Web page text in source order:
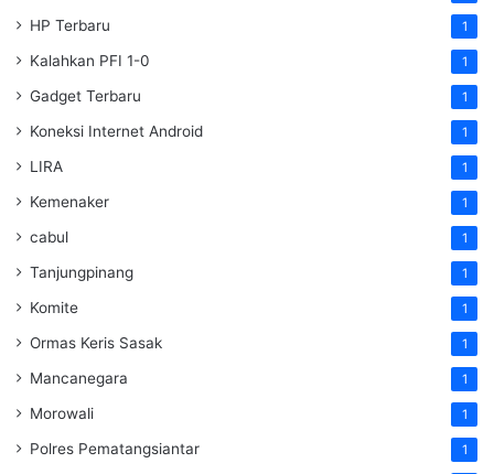
HP Terbaru 1
Kalahkan PFI 1-0 1
Gadget Terbaru 1
Koneksi Internet Android 1
LIRA 1
Kemenaker 1
cabul 1
Tanjungpinang 1
Komite 1
Ormas Keris Sasak 1
Mancanegara 1
Morowali 1
Polres Pematangsiantar 1